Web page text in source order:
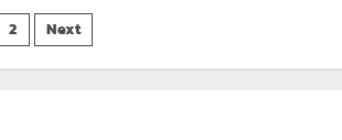
การ
2 Next